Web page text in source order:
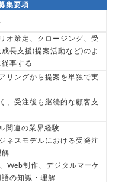
集要項
オ策定、クロージング、受
長支援(提案活動など)のよ
事する
リングから提案を単独で実
、受注後も継続的な顧客支
関連の業界経験
ネスモデルにおける受発注
解
Web制作、デジタルマーケ
の知識・理解